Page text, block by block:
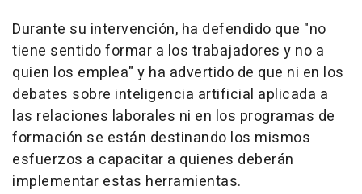
Durante su intervención, ha defendido que "no
tiene sentido formar a los trabajadores y no a
quien los emplea" y ha advertido de que ni en los
debates sobre inteligencia artificial aplicada a
las relaciones laborales ni en los programas de
formación se están destinando los mismos
esfuerzos a capacitar a quienes deberán
implementar estas herramientas.